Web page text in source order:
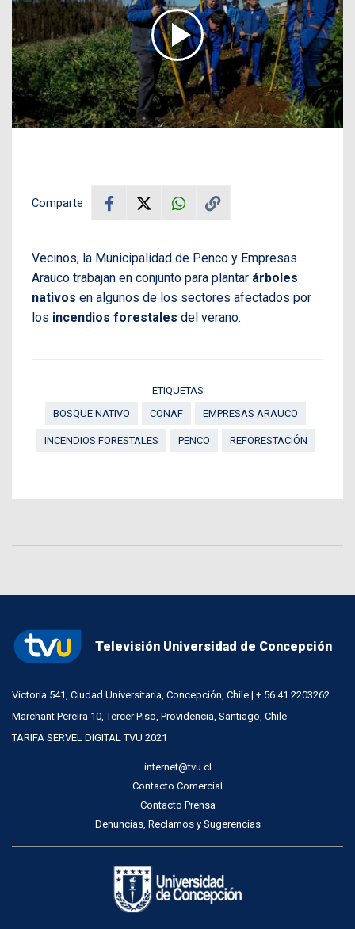
Comparte
Vecinos, la Municipalidad de Penco y Empresas
Arauco trabajan en conjunto para plantar árboles
nativos en algunos de los sectores afectados por
los incendios forestales del verano.
ETIQUETAS
BOSQUE NATIVO
CONAF EMPRESAS ARAUCO
INCENDIOS FORESTALES PENCO REFORESTACIÓN
Televisión Universidad de Concepción
Victoria 541, Ciudad Universitaria, Concepción, Chile | + 56 41 2203262
Marchant Pereira 10, Tercer Piso, Providencia, Santiago, Chile
TARIFA SERVEL DIGITAL TVU 2021
internet@tvu.cl
Contacto Comercial
Contacto Prensa
Denuncias, Reclamos y Sugerencias